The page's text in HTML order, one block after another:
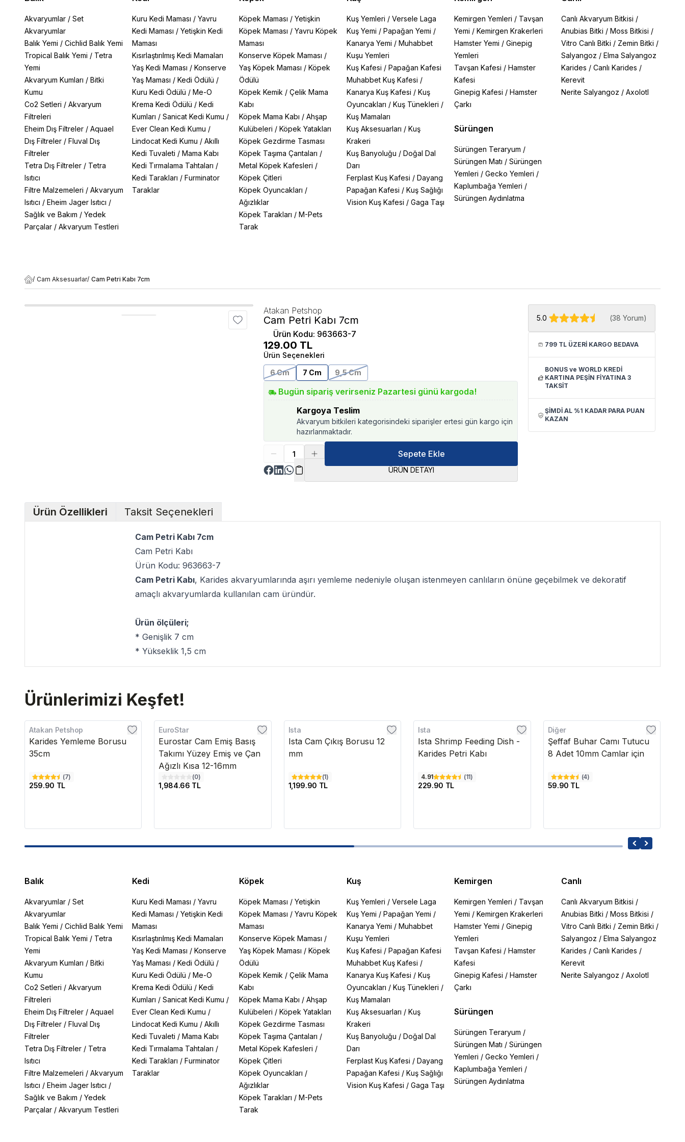
Akvaryumlar / Set
Akvaryumlar
Balık Yemi / Cichlid Balık Yemi
Tropical Balık Yemi / Tetra
Yemi
Akvaryum Kumları / Bitki
Kumu
Co2 Setleri / Akvaryum
Filtreleri
Eheim Dış Filtreler / Aquael
Dış Filtreler / Fluval Dış
Filtreler
Tetra Dış Filtreler / Tetra
Isıtıcı
Filtre Malzemeleri / Akvaryum
Isıtıcı / Eheim Jager Isıtıcı /
Sağlık ve Bakım / Yedek
Parçalar / Akvaryum Testleri
Kuru Kedi Maması / Yavru
Kedi Maması / Yetişkin Kedi
Maması
Kısırlaştırılmış Kedi Mamaları
Yaş Kedi Maması / Konserve
Yaş Maması / Kedi Ödülü /
Kuru Kedi Ödülü / Me-O
Krema Kedi Ödülü / Kedi
Kumları / Sanicat Kedi Kumu /
Ever Clean Kedi Kumu /
Lindocat Kedi Kumu / Akıllı
Kedi Tuvaleti / Mama Kabı
Kedi Tırmalama Tahtaları /
Kedi Tarakları / Furminator
Taraklar
Köpek Maması /Yetişkin
Köpek Maması /Yavru Köpek
Maması
Konserve Köpek Maması /
Yaş Köpek Maması /Köpek
Ödülü
Köpek Kemik /Çelik Mama
Kabı
Köpek Mama Kabı /Ahşap
Kulübeleri /Köpek Yatakları
Köpek Gezdirme Tasması
Köpek Taşıma Çantaları /
Metal Köpek Kafesleri /
Köpek Çitleri
Köpek Oyuncakları /
Ağızlıklar
Köpek Tarakları /M-Pets
Tarak
Kuş Yemleri / Versele Laga
Kuş Yemi / Papağan Yemi /
Kanarya Yemi / Muhabbet
Kuşu Yemleri
Kuş Kafesi / Papağan Kafesi
Muhabbet Kuş Kafesi /
Kanarya Kuş Kafesi / Kuş
Oyuncakları / Kuş Tünekleri /
Kuş Mamaları
Kuş Aksesuarları / Kuş
Krakeri
Kuş Banyoluğu / Doğal Dal
Darı
Ferplast Kuş Kafesi / Dayang
Papağan Kafesi / Kuş Sağlığı
Vision Kuş Kafesi / Gaga Taşı
Kemirgen Yemleri / Tavşan
Yemi / Kemirgen Krakerleri
Hamster Yemi / Ginepig
Yemleri
Tavşan Kafesi / Hamster
Kafesi
Ginepig Kafesi / Hamster
Çarkı
Sürüngen
Sürüngen Teraryum /
Sürüngen Matı / Sürüngen
Yemleri / Gecko Yemleri /
Kaplumbağa Yemleri /
Sürüngen Aydınlatma
Canlı Akvaryum Bitkisi /
Anubias Bitki /Moss Bitkisi /
Vitro Canlı Bitki / Zemin Bitki /
Salyangoz /Elma Salyangoz
Karides /Canlı Karides /
Kerevit
Nerite Salyangoz /Axolotl
/ Cam Aksesuarlar/ Cam Petri Kabı 7cm
Atakan Petshop
Cam Petri Kabı 7cm
Ürün Kodu: 963663-7
129.00 TL
Ürün Seçenekleri
6 Cm
7 Cm 9,5 Cm
Bugün sipariş verirseniz Pazartesi günü kargoda!
Kargoya Teslim
Akvaryum bitkileri kategorisindeki siparişler ertesi gün kargo için
hazırlanmaktadır.
Sepete Ekle
ÜRÜN DETAYI
5.0 (38 Yorum)
799 TL ÜZERİ KARGO BEDAVA
BONUS ve WORLD KREDİ
KARTINA PEŞİN FİYATINA 3
TAKSİT
ŞİMDİ AL %1 KADAR PARA PUAN
KAZAN
Ürün Özellikleri Taksit Seçenekleri
Cam Petri Kabı 7cm
Cam Petri Kabı
Ürün Kodu: 963663-7
Cam Petri Kabı, Karides akvaryumlarında aşırı yemleme nedeniyle oluşan istenmeyen canlıların önüne geçebilmek ve dekoratif
amaçlı akvaryumlarda kullanılan cam üründür.
Ürün ölçüleri;
* Genişlik 7 cm
* Yükseklik 1,5 cm
Ürünlerimizi Keşfet!
Atakan Petshop
Karides Yemleme Borusu
35cm
(7)
259.90 TL
EuroStar
Eurostar Cam Emiş Basış
Takımı Yüzey Emiş ve Çan
Ağızlı Kısa 12-16mm
(0)
1,984.66 TL
Ista
Ista Cam Çıkış Borusu 12
mm
(1)
1,199.90 TL
Ista
Ista Shrimp Feeding Dish -
Karides Petri Kabı
4.91 (11)
229.90 TL
Diğer
Şeffaf Buhar Camı Tutucu
8 Adet 10mm Camlar için
(4)
59.90 TL
Balık
Akvaryumlar / Set
Akvaryumlar
Balık Yemi / Cichlid Balık Yemi
Tropical Balık Yemi / Tetra
Yemi
Akvaryum Kumları / Bitki
Kumu
Co2 Setleri / Akvaryum
Filtreleri
Eheim Dış Filtreler / Aquael
Dış Filtreler / Fluval Dış
Filtreler
Tetra Dış Filtreler / Tetra
Isıtıcı
Filtre Malzemeleri / Akvaryum
Isıtıcı / Eheim Jager Isıtıcı /
Sağlık ve Bakım / Yedek
Parçalar / Akvaryum Testleri
Kedi
Kuru Kedi Maması / Yavru
Kedi Maması / Yetişkin Kedi
Maması
Kısırlaştırılmış Kedi Mamaları
Yaş Kedi Maması / Konserve
Yaş Maması / Kedi Ödülü /
Kuru Kedi Ödülü / Me-O
Krema Kedi Ödülü / Kedi
Kumları / Sanicat Kedi Kumu /
Ever Clean Kedi Kumu /
Lindocat Kedi Kumu / Akıllı
Kedi Tuvaleti / Mama Kabı
Kedi Tırmalama Tahtaları /
Kedi Tarakları / Furminator
Taraklar
Köpek
Köpek Maması /Yetişkin
Köpek Maması /Yavru Köpek
Maması
Konserve Köpek Maması /
Yaş Köpek Maması /Köpek
Ödülü
Köpek Kemik /Çelik Mama
Kabı
Köpek Mama Kabı /Ahşap
Kulübeleri /Köpek Yatakları
Köpek Gezdirme Tasması
Köpek Taşıma Çantaları /
Metal Köpek Kafesleri /
Köpek Çitleri
Köpek Oyuncakları /
Ağızlıklar
Köpek Tarakları /M-Pets
Tarak
Kuş
Kuş Yemleri / Versele Laga
Kuş Yemi / Papağan Yemi /
Kanarya Yemi / Muhabbet
Kuşu Yemleri
Kuş Kafesi / Papağan Kafesi
Muhabbet Kuş Kafesi /
Kanarya Kuş Kafesi / Kuş
Oyuncakları / Kuş Tünekleri /
Kuş Mamaları
Kuş Aksesuarları / Kuş
Krakeri
Kuş Banyoluğu / Doğal Dal
Darı
Ferplast Kuş Kafesi / Dayang
Papağan Kafesi / Kuş Sağlığı
Vision Kuş Kafesi / Gaga Taşı
Kemirgen
Kemirgen Yemleri / Tavşan
Yemi / Kemirgen Krakerleri
Hamster Yemi / Ginepig
Yemleri
Tavşan Kafesi / Hamster
Kafesi
Ginepig Kafesi / Hamster
Çarkı
Sürüngen
Sürüngen Teraryum /
Sürüngen Matı / Sürüngen
Yemleri / Gecko Yemleri /
Kaplumbağa Yemleri /
Sürüngen Aydınlatma
Canlı
Canlı Akvaryum Bitkisi /
Anubias Bitki /Moss Bitkisi /
Vitro Canlı Bitki / Zemin Bitki /
Salyangoz /Elma Salyangoz
Karides /Canlı Karides /
Kerevit
Nerite Salyangoz /Axolotl